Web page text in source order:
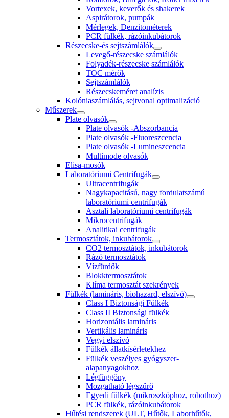
Vortexek, keverők és shakerek
Aspirátorok, pumpák
Mérlegek, Denzitométerek
PCR fülkék, rázóinkubátorok
Részecske-és sejtszámlálók
Levegő-részecske számlálók
Folyadék-részecske számlálók
TOC mérők
Sejtszámlálók
Részecskeméret analízis
Kolóniaszámlálás, sejtvonal optimalizáció
Műszerek
Plate olvasók
Plate olvasók -Abszorbancia
Plate olvasók -Fluoreszcencia
Plate olvasók -Lumineszcencia
Multimode olvasók
Elisa-mosók
Laboratóriumi Centrifugák
Ultracentrifugák
Nagykapacitású, nagy fordulatszámú
laboratóriumi centrifugák
Asztali laboratóriumi centrifugák
Mikrocentrifugák
Analitikai centrifugák
Termosztátok, inkubátorok
CO2 termosztátok, inkubátorok
Rázó termosztátok
Vízfürdők
Blokktermosztátok
Klíma termosztát szekrények
Fülkék (lamináris, biohazard, elszívó)
Class I Biztonsági Fülkék
Class II Biztonsági fülkék
Horizontális lamináris
Vertikális lamináris
Vegyi elszívó
Fülkék állatkísérletekhez
Fülkék veszélyes gyógyszer-
alapanyagokhoz
Légfüggöny
Mozgatható légszűrő
Egyedi fülkék (mikroszkóphoz, robothoz)
PCR fülkék, rázóinkubátorok
Hűtési rendszerek (ULT, Hűtők, Laborhűtők,